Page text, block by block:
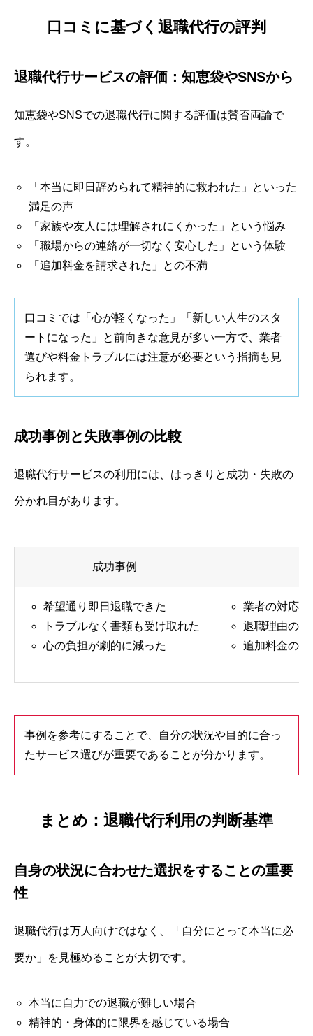
口コミに基づく退職代行の評判
退職代行サービスの評価：知恵袋やSNSから
知恵袋やSNSでの退職代行に関する評価は賛否両論で
す。
「本当に即日辞められて精神的に救われた」といった
満足の声
「家族や友人には理解されにくかった」という悩み
「職場からの連絡が一切なく安心した」という体験
「追加料金を請求された」との不満
口コミでは「心が軽くなった」「新しい人生のスタ
ートになった」と前向きな意見が多い一方で、業者
選びや料金トラブルには注意が必要という指摘も見
られます。
成功事例と失敗事例の比較
退職代行サービスの利用には、はっきりと成功・失敗の
分かれ目があります。
成功事例
希望通り即日退職できた
トラブルなく書類も受け取れた
心の負担が劇的に減った
業者の対応
退職理由の
追加料金の
事例を参考にすることで、自分の状況や目的に合っ
たサービス選びが重要であることが分かります。
まとめ：退職代行利用の判断基準
自身の状況に合わせた選択をすることの重要
性
退職代行は万人向けではなく、「自分にとって本当に必
要か」を見極めることが大切です。
本当に自力での退職が難しい場合
精神的・身体的に限界を感じている場合